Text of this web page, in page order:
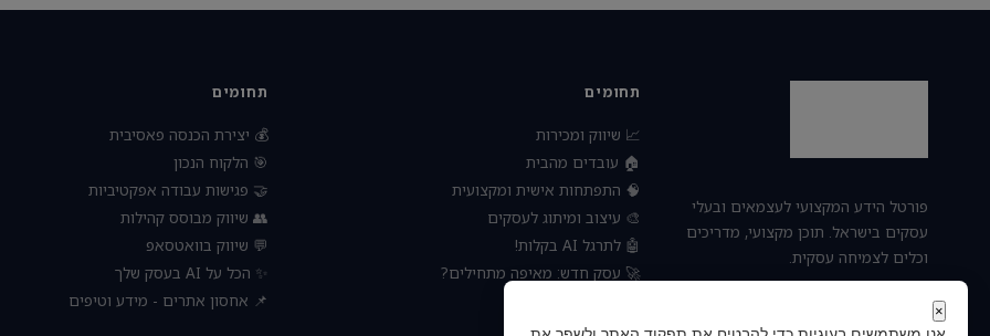
פורטל הידע המקצועי לעצמאים ובעלי
עסקים בישראל. תוכן מקצועי, מדריכים
וכלים לצמיחה עסקית.
תחומים
📈 שיווק ומכירות
🏠 עובדים מהבית
🧠 התפתחות אישית ומקצועית
🎨 עיצוב ומיתוג לעסקים
🤖 לתרגל AI בקלות!
🚀 עסק חדש: מאיפה מתחילים?
תחומים
💰 יצירת הכנסה פאסיבית
🎯 הלקוח הנכון
🤝 פגישות עבודה אפקטיביות
👥 שיווק מבוסס קהילות
💬 שיווק בוואטסאפ
✨ הכל על AI בעסק שלך
📌 אחסון אתרים - מידע וטיפים
×